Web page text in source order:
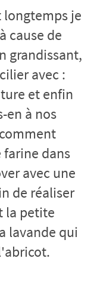
longtemps je
cause de
grandissant,
avec :
et enfin
en à nos
dans
avec une
de réaliser
la petite
lavande qui